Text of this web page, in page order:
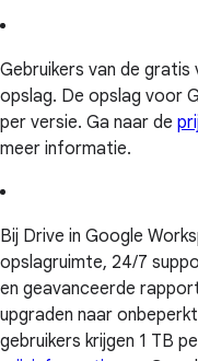
Gebruikers van de gratis
opslag. De opslag voor
per versie. Ga naar de
meer informatie.
Bij Drive in Google
opslagruimte, 24/7
en geavanceerde
upgraden naar
gebruikers krijgen 1 TB